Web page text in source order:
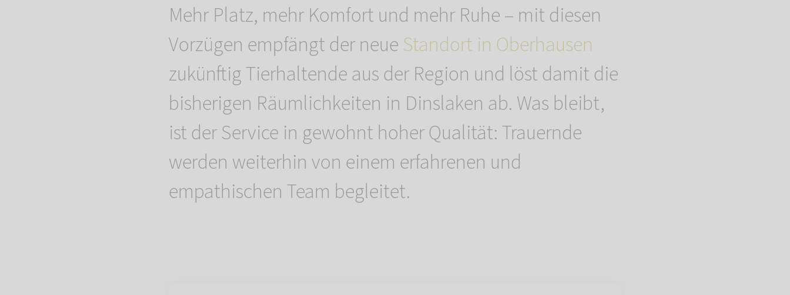
Mehr Platz, mehr Komfort und mehr Ruhe – mit diesen
Vorzügen empfängt der neue Standort in Oberhausen
zukünftig Tierhaltende aus der Region und löst damit die
bisherigen Räumlichkeiten in Dinslaken ab. Was bleibt,
ist der Service in gewohnt hoher Qualität: Trauernde
werden weiterhin von einem erfahrenen und
empathischen Team begleitet.